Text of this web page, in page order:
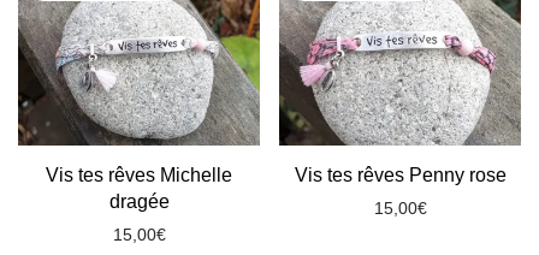
Vis tes rêves Michelle
dragée
15,00€
Vis tes rêves Penny rose
15,00€